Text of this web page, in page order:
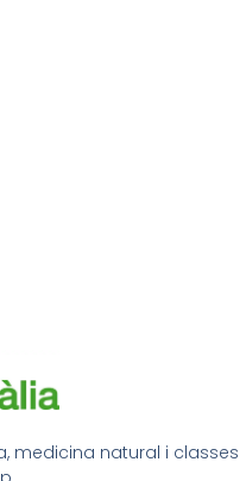
medicina natural i classes